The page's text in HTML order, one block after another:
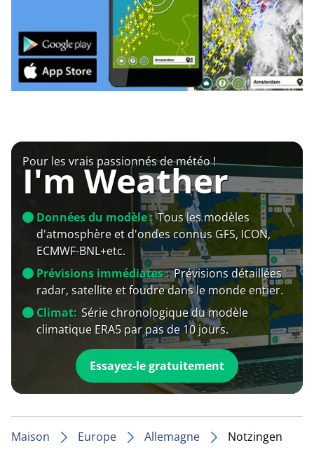
Pour les vrais passionnés de météo !
I'm Weather
Données du modèle : Tous les modèles
d'atmosphère et d'ondes connus GFS, ICON,
ECMWF-BNL+etc.
Prévisions immédiates : Prévisions détaillées
radar, satellite et foudre dans le monde entier.
Climat: Série chronologique du modèle
climatique ERA5 par pas de 10 jours.
Essayez-le gratuitement
Maison Europe Allemagne Notzingen